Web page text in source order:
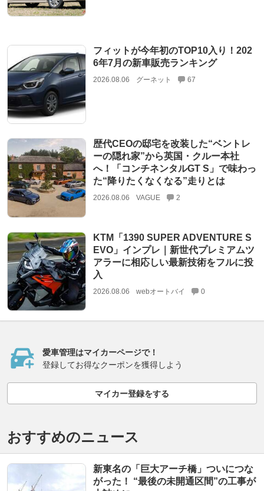
フィットが今年初のTOP10入り！202
6年7月の新車販売ランキング
2026.08.06 グーネット 67
歴代CEOの邸宅を改装した“ベントレ
ーの隠れ家”から英国・クルー本社
へ！「コンチネンタルGT S」で味わっ
た“降りたくなくなる”走りとは
2026.08.06 VAGUE 2
KTM「1390 SUPER ADVENTURE S
EVO」インプレ｜新世代プレミアムツ
アラーに相応しい最新技術をフルに投
入
2026.08.06 webオートバイ 0
愛車管理はマイカーページで！
登録してお得なクーポンを獲得しよう
マイカー登録をする
おすすめのニュース
新東名の「巨大アーチ橋」ついにつな
がった！ “最後の未開通区間”の工事が